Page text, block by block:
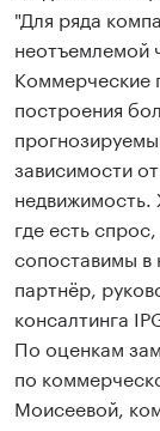
"Для ряда
неотъемлемой
Коммерческие
построения
зависимости
недвижимость.
где есть
сопоставимы в
партнёр,
консалтинга
По оценкам
по
Моисеевой,